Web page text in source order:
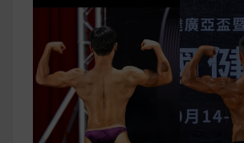
健身重訓菜單
運動健身飲食建議